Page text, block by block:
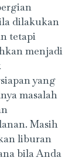
dilakukan
tetapi
menjadi
yang
masalah
Masih
liburan
bila Anda